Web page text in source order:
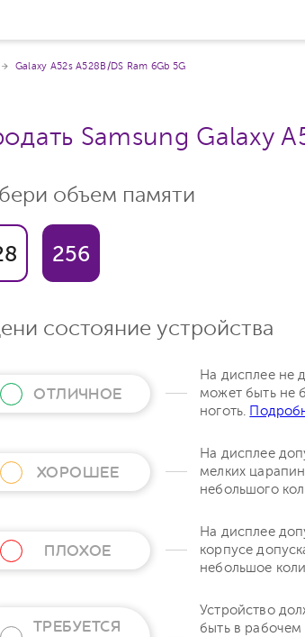
Galaxy A52s A528B/DS Ram 6Gb 5G
Samsung Galaxy
объем памяти
256
состояние устройства
ОТЛИЧНОЕ
На дисплее не
может быть не
ноготь.
ХОРОШЕЕ
На дисплее
мелких
небольшого
ПЛОХОЕ
На дисплее
корпусе
небольшое
ТРЕБУЕТСЯ
Устройство
быть в рабочем